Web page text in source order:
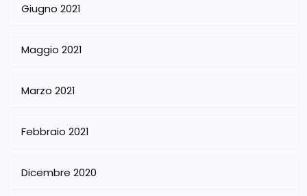
Giugno 2021
Maggio 2021
Marzo 2021
Febbraio 2021
Dicembre 2020